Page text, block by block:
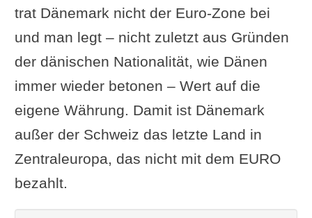
trat Dänemark nicht der Euro-Zone bei
und man legt – nicht zuletzt aus Gründen
der dänischen Nationalität, wie Dänen
immer wieder betonen – Wert auf die
eigene Währung. Damit ist Dänemark
außer der Schweiz das letzte Land in
Zentraleuropa, das nicht mit dem EURO
bezahlt.